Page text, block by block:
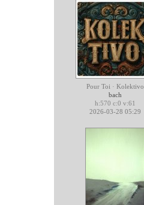
Pour Toi · Kolektivo
bach
h:570 c:0 v:61
2026-03-28 05:29